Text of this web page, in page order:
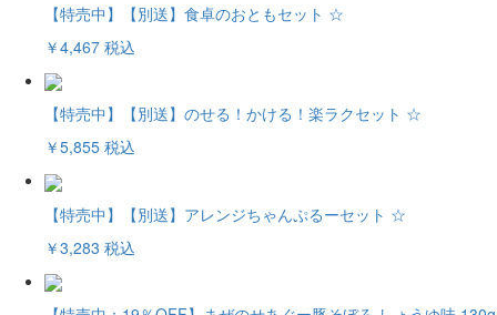
【特売中】【別送】食卓のおともセット ☆
￥4,467 税込
【特売中】【別送】のせる！かける！楽ラクセット ☆
￥5,855 税込
【特売中】【別送】アレンジちゃんぷるーセット ☆
￥3,283 税込